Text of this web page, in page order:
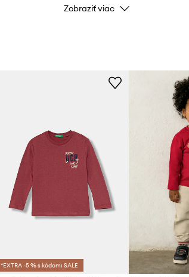
ID produktu
Zobraziť viac
*EXTRA -5 % s kódom: SALE